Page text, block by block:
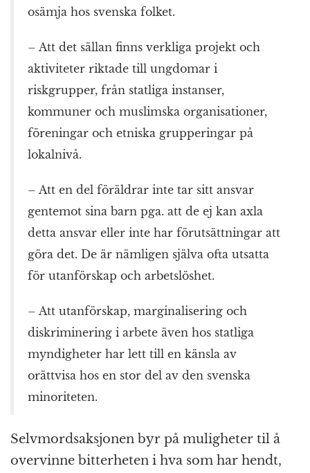
osämja hos svenska folket.
– Att det sällan finns verkliga projekt och
aktiviteter riktade till ungdomar i
riskgrupper, från statliga instanser,
kommuner och muslimska organisationer,
föreningar och etniska grupperingar på
lokalnivå.
– Att en del föräldrar inte tar sitt ansvar
gentemot sina barn pga. att de ej kan axla
detta ansvar eller inte har förutsättningar att
göra det. De är nämligen själva ofta utsatta
för utanförskap och arbetslöshet.
– Att utanförskap, marginalisering och
diskriminering i arbete även hos statliga
myndigheter har lett till en känsla av
orättvisa hos en stor del av den svenska
minoriteten.
Selvmordsaksjonen byr på muligheter til å
overvinne bitterheten i hva som har hendt,